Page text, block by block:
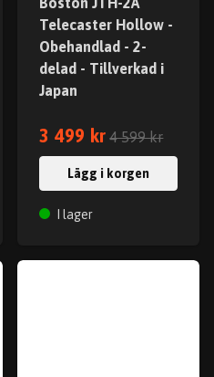
Telecaster Hollow -
Obehandlad - 2-
delad - Tillverkad i
Japan
3 499 kr 4 599 kr
Lägg i korgen
I lager